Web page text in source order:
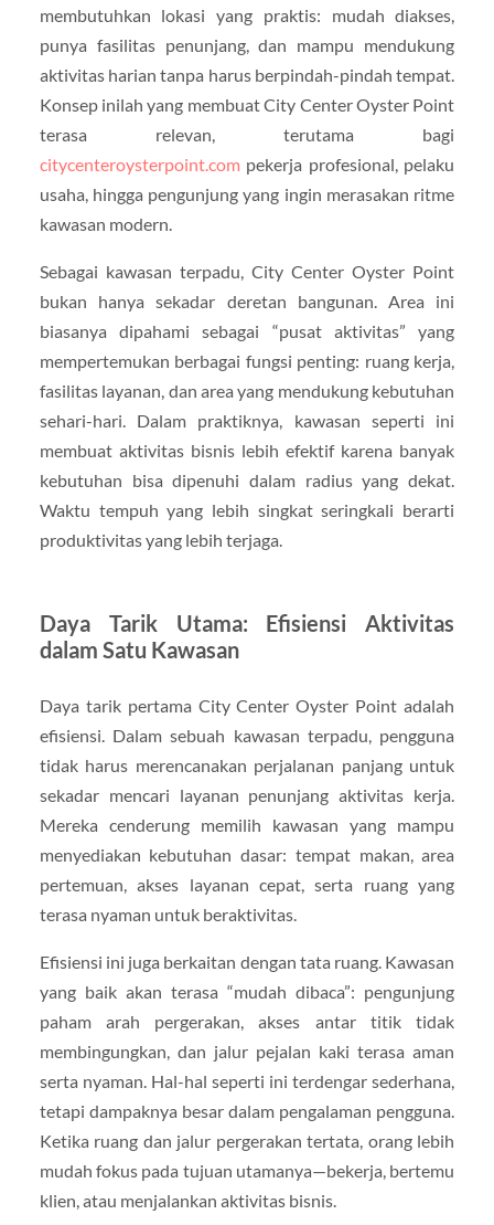
membutuhkan lokasi yang praktis: mudah diakses,
punya fasilitas penunjang, dan mampu mendukung
aktivitas harian tanpa harus berpindah-pindah tempat.
Konsep inilah yang membuat City Center Oyster Point
terasa relevan, terutama bagi
citycenteroysterpoint.com pekerja profesional, pelaku
usaha, hingga pengunjung yang ingin merasakan ritme
kawasan modern.
Sebagai kawasan terpadu, City Center Oyster Point
bukan hanya sekadar deretan bangunan. Area ini
biasanya dipahami sebagai “pusat aktivitas” yang
mempertemukan berbagai fungsi penting: ruang kerja,
fasilitas layanan, dan area yang mendukung kebutuhan
sehari-hari. Dalam praktiknya, kawasan seperti ini
membuat aktivitas bisnis lebih efektif karena banyak
kebutuhan bisa dipenuhi dalam radius yang dekat.
Waktu tempuh yang lebih singkat seringkali berarti
produktivitas yang lebih terjaga.
Daya Tarik Utama: Efisiensi Aktivitas
dalam Satu Kawasan
Daya tarik pertama City Center Oyster Point adalah
efisiensi. Dalam sebuah kawasan terpadu, pengguna
tidak harus merencanakan perjalanan panjang untuk
sekadar mencari layanan penunjang aktivitas kerja.
Mereka cenderung memilih kawasan yang mampu
menyediakan kebutuhan dasar: tempat makan, area
pertemuan, akses layanan cepat, serta ruang yang
terasa nyaman untuk beraktivitas.
Efisiensi ini juga berkaitan dengan tata ruang. Kawasan
yang baik akan terasa “mudah dibaca”: pengunjung
paham arah pergerakan, akses antar titik tidak
membingungkan, dan jalur pejalan kaki terasa aman
serta nyaman. Hal-hal seperti ini terdengar sederhana,
tetapi dampaknya besar dalam pengalaman pengguna.
Ketika ruang dan jalur pergerakan tertata, orang lebih
mudah fokus pada tujuan utamanya—bekerja, bertemu
klien, atau menjalankan aktivitas bisnis.